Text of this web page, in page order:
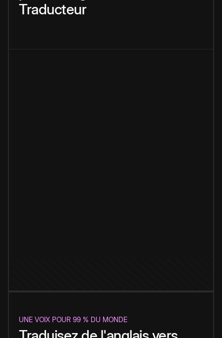
Traducteur
UNE VOIX POUR 99 % DU MONDE